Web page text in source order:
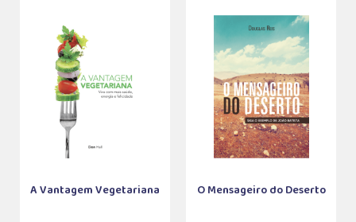
A Vantagem Vegetariana O Mensageiro do Deserto